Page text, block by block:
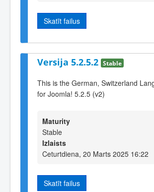
Skatīt failus
Versija 5.2.5.2 Stable
This is the German, Switzerland
for Joomla! 5.2.5 (v2)
Maturity
Stable
Izlaists
Ceturtdiena, 20 Marts 2025 16:22
Skatīt failus